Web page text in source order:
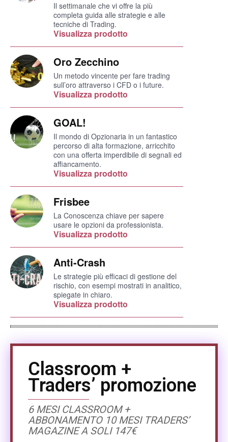
Il settimanale che vi offre la più
completa guida alle strategie e alle
tecniche di Trading.
Visualizza prodotto
Oro Zecchino
Un metodo vincente per fare trading
sull’oro attraverso i CFD o i future.
Visualizza prodotto
GOAL!
Il mondo di Opzionaria in un fantastico
percorso di alta formazione, arricchito
con una offerta imperdibile di segnali ed
affiancamento.
Visualizza prodotto
Frisbee
La Conoscenza chiave per sapere
usare le opzioni da professionista.
Visualizza prodotto
Anti-Crash
Le strategie più efficaci di gestione del
rischio, con esempi mostrati in analitico,
spiegate in chiaro.
Visualizza prodotto
Classroom +
Traders’ promozione
6 MESI CLASSROOM +
ABBONAMENTO 10 MESI TRADERS’
MAGAZINE A SOLI 147€